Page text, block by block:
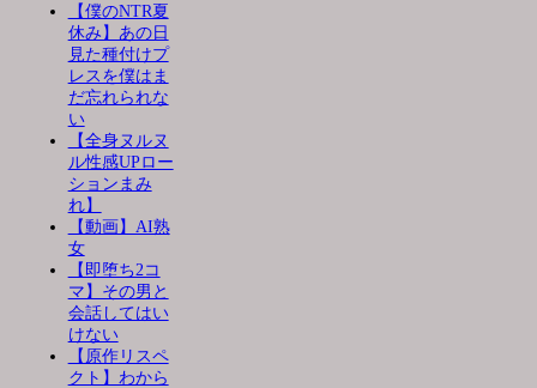
【僕のNTR夏
休み】あの日
見た種付けプ
レスを僕はま
だ忘れられな
い
【全身ヌルヌ
ル性感UPロー
ションまみ
れ】
【動画】AI熟
女
【即堕ち2コ
マ】その男と
会話してはい
けない
【原作リスペ
クト】わから